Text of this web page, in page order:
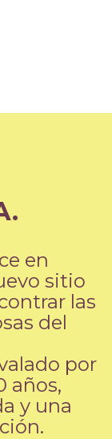
en
sitio
las
del
por
años,
y una